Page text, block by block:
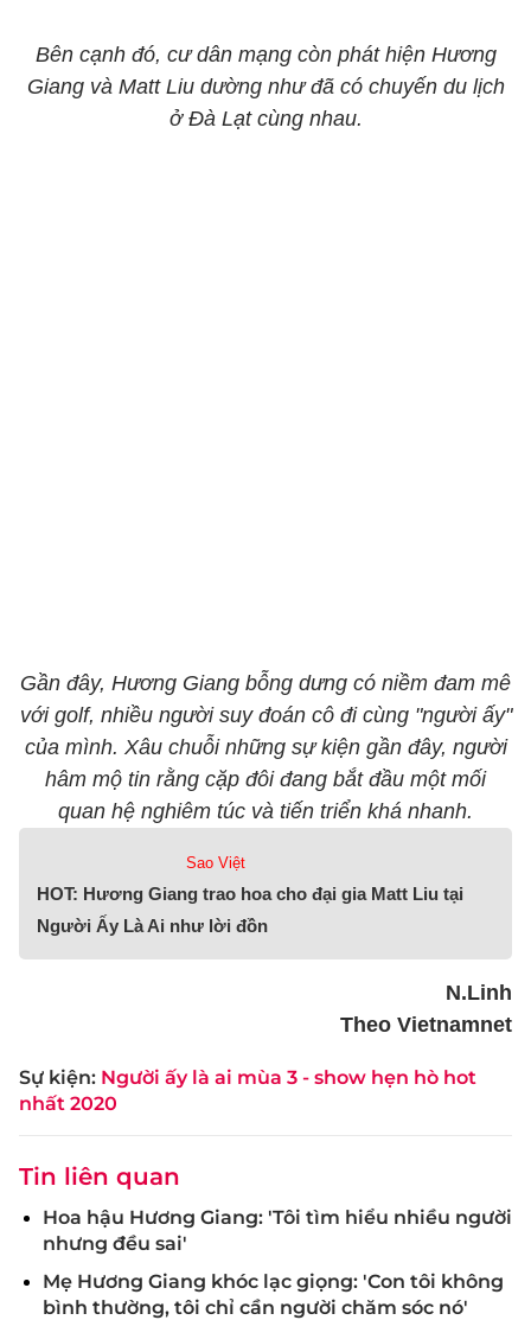
Sự kiện: Người ấy là ai mùa 3 - show hẹn hò hot
nhất 2020
Bên cạnh đó, cư dân mạng còn phát hiện Hương
Giang và Matt Liu dường như đã có chuyến du lịch
ở Đà Lạt cùng nhau.
Gần đây, Hương Giang bỗng dưng có niềm đam mê
với golf, nhiều người suy đoán cô đi cùng "người ấy"
của mình. Xâu chuỗi những sự kiện gần đây, người
hâm mộ tin rằng cặp đôi đang bắt đầu một mối
quan hệ nghiêm túc và tiến triển khá nhanh.
Sao Việt
HOT: Hương Giang trao hoa cho đại gia Matt Liu tại
Người Ấy Là Ai như lời đồn
N.Linh
Theo Vietnamnet
Tin liên quan
Hoa hậu Hương Giang: 'Tôi tìm hiểu nhiều người
nhưng đều sai'
Mẹ Hương Giang khóc lạc giọng: 'Con tôi không
bình thường, tôi chỉ cần người chăm sóc nó'